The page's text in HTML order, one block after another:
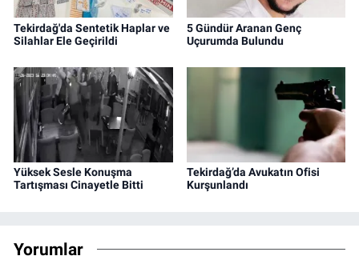
Tekirdağ'da Sentetik Haplar ve
Silahlar Ele Geçirildi
5 Gündür Aranan Genç
Uçurumda Bulundu
Yüksek Sesle Konuşma
Tartışması Cinayetle Bitti
Tekirdağ’da Avukatın Ofisi
Kurşunlandı
Yorumlar